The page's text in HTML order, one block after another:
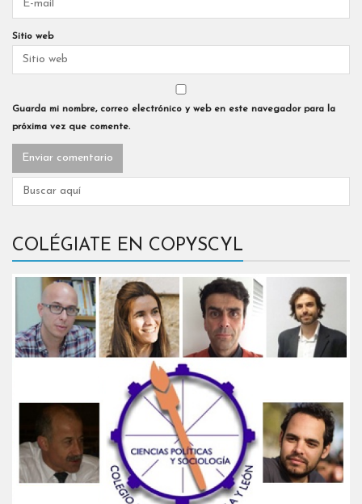
Sitio web
Guarda mi nombre, correo electrónico y web en este navegador para la
próxima vez que comente.
COLÉGIATE EN COPYSCYL